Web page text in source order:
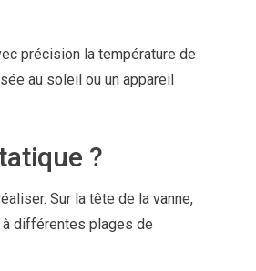
précision la température de
au soleil ou un appareil
?
Sur la tête de la vanne,
à différentes plages de